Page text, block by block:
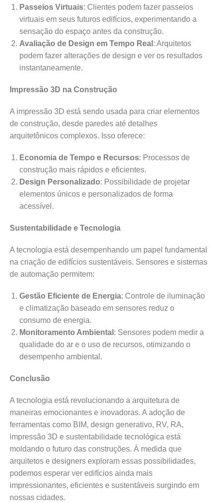
Passeios Virtuais: Clientes podem fazer passeios
virtuais em seus futuros edifícios, experimentando a
sensação do espaço antes da construção.
Avaliação de Design em Tempo Real : Arquitetos
podem fazer alterações de design e ver os resultados
instantaneamente.
Impressão 3D na Construção
A impressão 3D está sendo usada para criar elementos
de construção, desde paredes até detalhes
arquitetônicos complexos. Isso oferece:
Economia de Tempo e Recursos: Processos de
construção mais rápidos e eficientes.
Design Personalizado: Possibilidade de projetar
elementos únicos e personalizados de forma
acessível.
Sustentabilidade e Tecnologia
A tecnologia está desempenhando um papel fundamental
na criação de edifícios sustentáveis. Sensores e sistemas
de automação permitem:
Gestão Eficiente de Energia: Controle de iluminação
e climatização baseado em sensores reduz o
consumo de energia.
Monitoramento Ambiental : Sensores podem medir a
qualidade do ar e o uso de recursos, otimizando o
desempenho ambiental.
Conclusão
A tecnologia está revolucionando a arquitetura de
maneiras emocionantes e inovadoras. A adoção de
ferramentas como BIM, design generativo, RV, RA,
impressão 3D e sustentabilidade tecnológica está
moldando o futuro das construções. À medida que
arquitetos e designers exploram essas possibilidades,
podemos esperar ver edifícios ainda mais
impressionantes, eficientes e sustentáveis surgindo em
nossas cidades.